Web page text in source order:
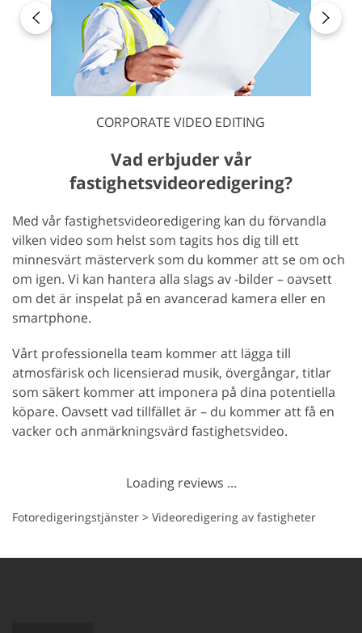
CORPORATE VIDEO EDITING
Vad erbjuder vår
fastighetsvideoredigering?
Med vår fastighetsvideoredigering kan du förvandla
vilken video som helst som tagits hos dig till ett
minnesvärt mästerverk som du kommer att se om och
om igen. Vi kan hantera alla slags av -bilder – oavsett
om det är inspelat på en avancerad kamera eller en
smartphone.
Vårt professionella team kommer att lägga till
atmosfärisk och licensierad musik, övergångar, titlar
som säkert kommer att imponera på dina potentiella
köpare. Oavsett vad tillfället är – du kommer att få en
vacker och anmärkningsvärd fastighetsvideo.
Loading reviews ...
Fotoredigeringstjänster > Videoredigering av fastigheter